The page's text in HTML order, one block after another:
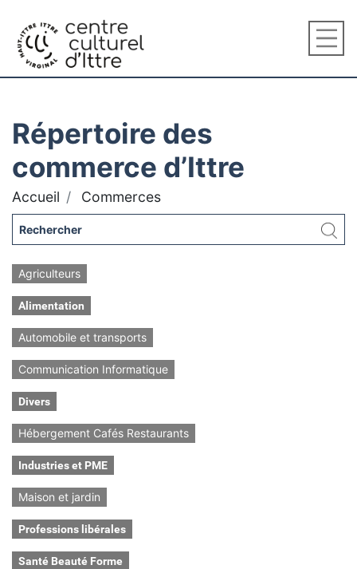
Répertoire des
commerce d’Ittre
Accueil Commerces
Agriculteurs
Alimentation
Automobile et transports
Communication Informatique
Divers
Hébergement Cafés Restaurants
Industries et PME
Maison et jardin
Professions libérales
Santé Beauté Forme